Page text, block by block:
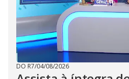
DO R7/04/08/2026